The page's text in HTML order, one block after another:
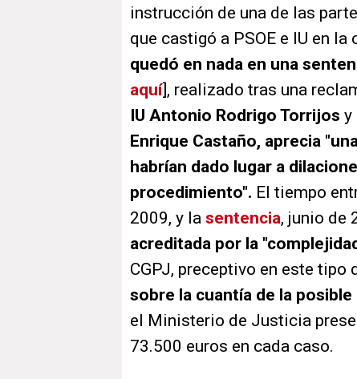
instrucción de una de las
que castigó a PSOE e IU en
quedó en nada en una
aquí], realizado tras una
IU Antonio Rodrigo Torrijos y
Enrique Castaño, aprecia
habrían dado lugar a
procedimiento". El tiempo
2009, y la sentencia, junio de
acreditada por la
CGPJ, preceptivo en este tipo
sobre la cuantía de la
el Ministerio de Justicia
73.500 euros en cada caso.